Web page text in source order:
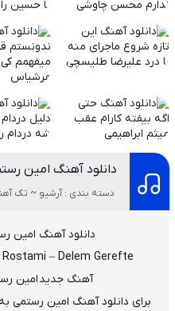
دانلود آهنگ امین
دسته بندی : آرشیو ~ تک
دانلود آهنگ امین
– Delem Gerefte
آهنگ جدیدامین
برای دانلود آهنگ امین رستمی